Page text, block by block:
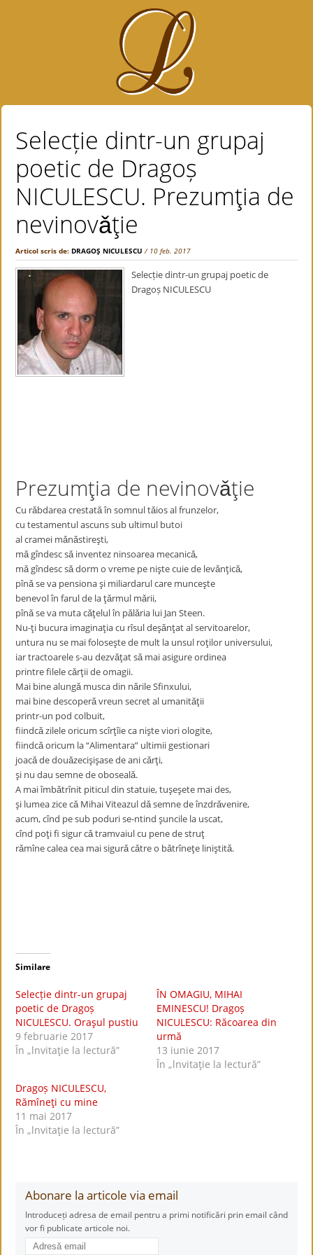
Selecție dintr-un grupaj
poetic de Dragoș
NICULESCU. Prezumţia de
nevinovǎţie
Articol scris de:DRAGOŞ NICULESCU / 10 feb. 2017
Selecție dintr-un grupaj poetic de
Dragoș NICULESCU
Prezumţia de nevinovǎţie
Cu rǎbdarea crestatǎ în somnul tǎios al frunzelor,
cu testamentul ascuns sub ultimul butoi
al cramei mǎnǎstireşti,
mǎ gîndesc sǎ inventez ninsoarea mecanicǎ,
mǎ gîndesc sǎ dorm o vreme pe nişte cuie de levǎnţicǎ,
pînǎ se va pensiona şi miliardarul care munceşte
benevol în farul de la ţǎrmul mǎrii,
pînǎ se va muta cǎţelul în pǎlǎria lui Jan Steen.
Nu-ţi bucura imaginaţia cu rîsul deşǎnţat al servitoarelor,
untura nu se mai foloseşte de mult la unsul roţilor universului,
iar tractoarele s-au dezvǎţat sǎ mai asigure ordinea
printre filele cǎrţii de omagii.
Mai bine alungǎ musca din nǎrile Sfinxului,
mai bine descoperǎ vreun secret al umanitǎţii
printr-un pod colbuit,
fiindcǎ zilele oricum scîrţîie ca nişte viori ologite,
fiindcǎ oricum la “Alimentara” ultimii gestionari
joacǎ de douǎzecişişase de ani cǎrţi,
şi nu dau semne de obosealǎ.
A mai îmbǎtrînit piticul din statuie, tuşeşete mai des,
şi lumea zice cǎ Mihai Viteazul dǎ semne de înzdrǎvenire,
acum, cînd pe sub poduri se-ntind şuncile la uscat,
cînd poţi fi sigur cǎ tramvaiul cu pene de struţ
rǎmîne calea cea mai sigurǎ cǎtre o bǎtrîneţe liniştitǎ.
Similare
Selecție dintr-un grupaj
poetic de Dragoș
NICULESCU. Oraşul pustiu
9 februarie 2017
În „lnvitaţie la lectură”
ÎN OMAGIU, MIHAI
EMINESCU! Dragoș
NICULESCU: Răcoarea din
urmă
13 iunie 2017
În „lnvitaţie la lectură”
Dragoș NICULESCU,
Rămîneţi cu mine
11 mai 2017
În „lnvitaţie la lectură”
Abonare la articole via email
Introduceți adresa de email pentru a primi notificări prin email când
vor fi publicate articole noi.
Adresă